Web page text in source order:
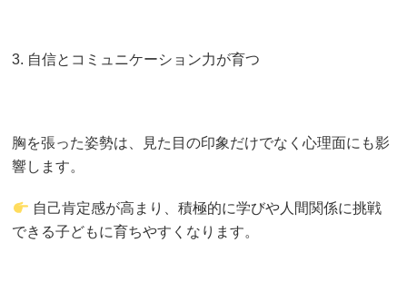
3. 自信とコミュニケーション力が育つ
胸を張った姿勢は、見た目の印象だけでなく心理面にも影
響します。
自己肯定感が高まり、積極的に学びや人間関係に挑戦
できる子どもに育ちやすくなります。